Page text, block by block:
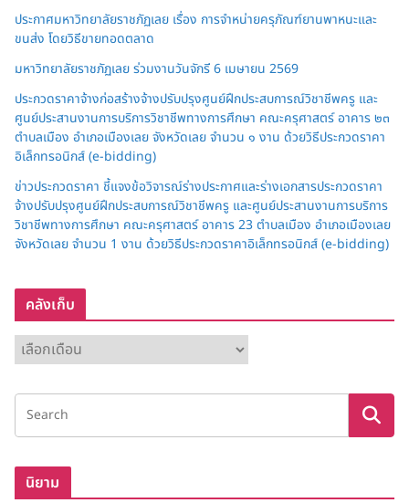
ประกาศมหาวิทยาลัยราชภัฏเลย เรื่อง การจำหน่ายครุภัณฑ์ยานพาหนะและ
ขนส่ง โดยวิธีขายทอดตลาด
มหาวิทยาลัยราชภัฏเลย ร่วมงานวันจักรี 6 เมษายน 2569
ประกวดราคาจ้างก่อสร้างจ้างปรับปรุงศูนย์ฝึกประสบการณ์วิชาชีพครู และ
ศูนย์ประสานงานการบริการวิชาชีพทางการศึกษา คณะครุศาสตร์ อาคาร ๒๓
ตำบลเมือง อำเภอเมืองเลย จังหวัดเลย จำนวน ๑ งาน ด้วยวิธีประกวดราคา
อิเล็กทรอนิกส์ (e-bidding)
ข่าวประกวดราคา ชี้แจงข้อวิจารณ์ร่างประกาศและร่างเอกสารประกวดราคา
จ้างปรับปรุงศูนย์ฝึกประสบการณ์วิชาชีพครู และศูนย์ประสานงานการบริการ
วิชาชีพทางการศึกษา คณะครุศาสตร์ อาคาร 23 ตำบลเมือง อำเภอเมืองเลย
จังหวัดเลย จำนวน 1 งาน ด้วยวิธีประกวดราคาอิเล็กทรอนิกส์ (e-bidding)
คลังเก็บ
ลั
ง
ก็
นิยาม